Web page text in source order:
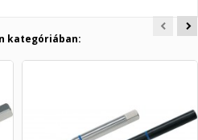
kategóriában: